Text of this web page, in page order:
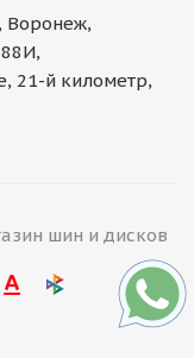
Воронеж,
21-й километр,
шин и дисков